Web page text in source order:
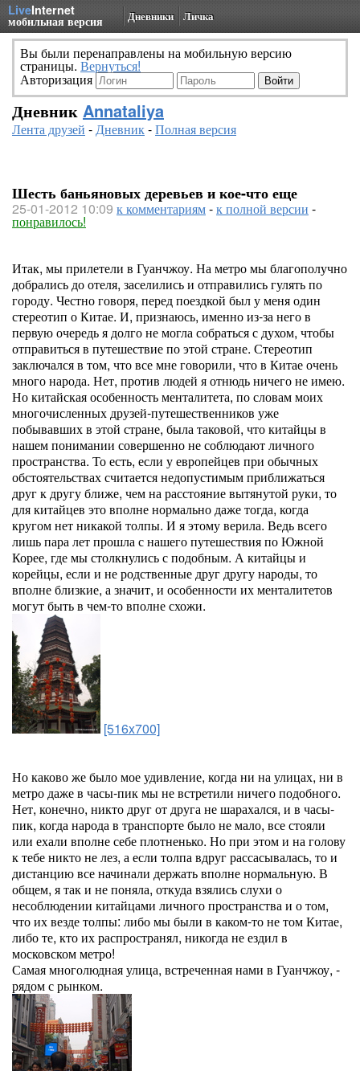
LiveInternet
мобильная версия Дневники Личка
Вы были перенаправлены на мобильную версию
страницы. Вернуться!
Авторизация
Дневник Annataliya
Лента друзей -Дневник-Полная версия
Шесть баньяновых деревьев и кое-что еще
25-01-2012 10:09 к комментариям-к полной версии -
понравилось!
Итак, мы прилетели в Гуанчжоу. На метро мы благополучно
добрались до отеля, заселились и отправились гулять по
городу. Честно говоря, перед поездкой был у меня один
стереотип о Китае. И, признаюсь, именно из-за него в
первую очередь я долго не могла собраться с духом, чтобы
отправиться в путешествие по этой стране. Стереотип
заключался в том, что все мне говорили, что в Китае очень
много народа. Нет, против людей я отнюдь ничего не имею.
Но китайская особенность менталитета, по словам моих
многочисленных друзей-путешественников уже
побывавших в этой стране, была таковой, что китайцы в
нашем понимании совершенно не соблюдают личного
пространства. То есть, если у европейцев при обычных
обстоятельствах считается недопустимым приближаться
друг к другу ближе, чем на расстояние вытянутой руки, то
для китайцев это вполне нормально даже тогда, когда
кругом нет никакой толпы. И я этому верила. Ведь всего
лишь пара лет прошла с нашего путешествия по Южной
Корее, где мы столкнулись с подобным. А китайцы и
корейцы, если и не родственные друг другу народы, то
вполне близкие, а значит, и особенности их менталитетов
могут быть в чем-то вполне схожи.
[516x700]
Но каково же было мое удивление, когда ни на улицах, ни в
метро даже в часы-пик мы не встретили ничего подобного.
Нет, конечно, никто друг от друга не шарахался, и в часы-
пик, когда народа в транспорте было не мало, все стояли
или ехали вполне себе плотненько. Но при этом и на голову
к тебе никто не лез, а если толпа вдруг рассасывалась, то и
дистанцию все начинали держать вполне нормальную. В
общем, я так и не поняла, откуда взялись слухи о
несоблюдении китайцами личного пространства и о том,
что их везде толпы: либо мы были в каком-то не том Китае,
либо те, кто их распространял, никогда не ездил в
московском метро!
Самая многолюдная улица, встреченная нами в Гуанчжоу, -
рядом с рынком.